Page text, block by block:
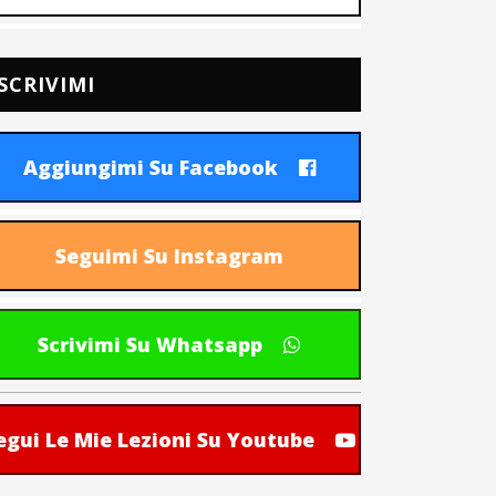
Aggiungimi Su Facebook
Seguimi Su Instagram
Scrivimi Su Whatsapp
Le Mie Lezioni Su Youtube